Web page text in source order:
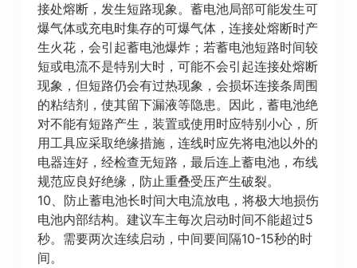
接处熔断，发生短路现象。蓄电池局部可能发生可
爆气体或充电时集存的可爆气体，连接处熔断时产
生火花，会引起蓄电池爆炸；若蓄电池短路时间较
短或电流不是特别大时，可能不会引起连接处熔断
现象，但短路仍会有过热现象，会损坏连接条周围
的粘结剂，使其留下漏液等隐患。因此，蓄电池绝
对不能有短路产生，装置或使用时应特别小心，所
用工具应采取绝缘措施，连线时应先将电池以外的
电器连好，经检查无短路，最后连上蓄电池，布线
规范应良好绝缘，防止重叠受压产生破裂。
10、防止蓄电池长时间大电流放电，将极大地损伤
电池内部结构。建议车主每次启动时间不能超过5
秒。需要两次连续启动，中间要间隔10-15秒的时
间。